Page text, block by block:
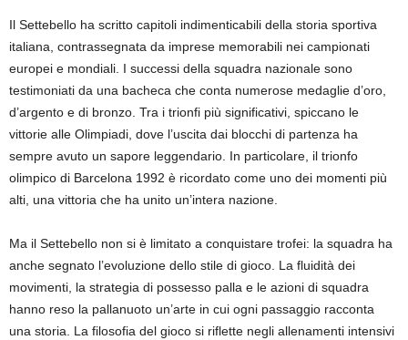
Il Settebello ha scritto capitoli indimenticabili della storia sportiva
italiana, contrassegnata da imprese memorabili nei campionati
europei e mondiali. I successi della squadra nazionale sono
testimoniati da una bacheca che conta numerose medaglie d’oro,
d’argento e di bronzo. Tra i trionfi più significativi, spiccano le
vittorie alle Olimpiadi, dove l’uscita dai blocchi di partenza ha
sempre avuto un sapore leggendario. In particolare, il trionfo
olimpico di Barcelona 1992 è ricordato come uno dei momenti più
alti, una vittoria che ha unito un’intera nazione.
Ma il Settebello non si è limitato a conquistare trofei: la squadra ha
anche segnato l’evoluzione dello stile di gioco. La fluidità dei
movimenti, la strategia di possesso palla e le azioni di squadra
hanno reso la pallanuoto un’arte in cui ogni passaggio racconta
una storia. La filosofia del gioco si riflette negli allenamenti intensivi